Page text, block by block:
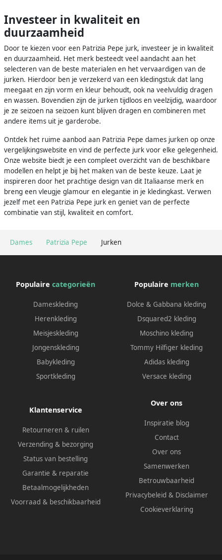
Dames Patrizia Pepe Jurken
Investeer in kwaliteit en
duurzaamheid
Door te kiezen voor een Patrizia Pepe jurk, investeer je in kwaliteit
en duurzaamheid. Het merk besteedt veel aandacht aan het
selecteren van de beste materialen en het vervaardigen van de
jurken. Hierdoor ben je verzekerd van een kledingstuk dat lang
meegaat en zijn vorm en kleur behoudt, ook na veelvuldig dragen
en wassen. Bovendien zijn de jurken tijdloos en veelzijdig, waardoor
je ze seizoen na seizoen kunt blijven dragen en combineren met
andere items uit je garderobe.
Ontdek het ruime aanbod aan Patrizia Pepe dames jurken op onze
vergelijkingswebsite en vind de perfecte jurk voor elke gelegenheid.
Onze website biedt je een compleet overzicht van de beschikbare
modellen en helpt je bij het maken van de beste keuze. Laat je
inspireren door het prachtige design van dit Italiaanse merk en
breng een vleugje glamour en elegantie in je kledingkast. Verwen
jezelf met een Patrizia Pepe jurk en geniet van de perfecte
combinatie van stijl, kwaliteit en comfort.
Populaire categorieën
Dameskleding
Herenkleding
Meisjeskleding
Jongenskleding
Babykleding
Sportkleding
Populaire merken
Dolce & Gabbana kleding
Dsquared2 kleding
Moschino kleding
Tommy Hilfiger kleding
Adidas kleding
Versace kleding
Klantenservice
Retourneren & ruilen
Verzending & bezorging
Status van bestelling
Garantie & reparatie
Betaalmogelijkheden
Voorraad & beschikbaarheid
Over ons
Inspiratie blog
Contact
Over ons
Samenwerken
Betrouwbaarheid
Privacybeleid & Disclaimer
Cookieverklaring